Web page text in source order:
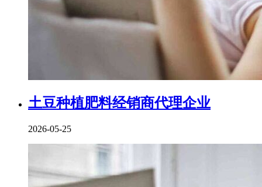
土豆种植肥料经销商代理企业
2026-05-25